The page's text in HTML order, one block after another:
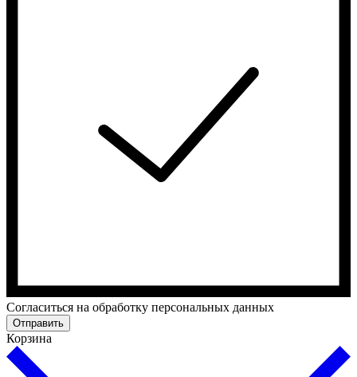
Cогласиться на обработку персональных данных
Отправить
Корзина